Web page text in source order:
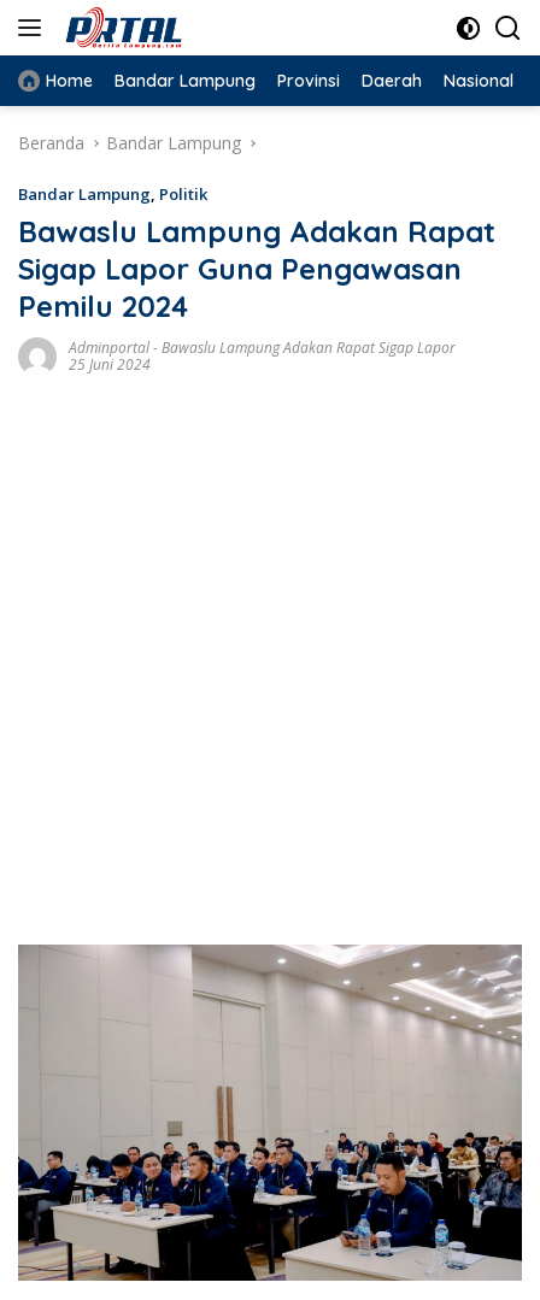
Langsung
konten
Home Bandar Lampung Provinsi Daerah Nasional
Beranda Bandar Lampung
Bandar Lampung, Politik
Bawaslu Lampung Adakan Rapat
Sigap Lapor Guna Pengawasan
Pemilu 2024
Adminportal-Bawaslu Lampung Adakan Rapat Sigap Lapor
25 Juni 2024